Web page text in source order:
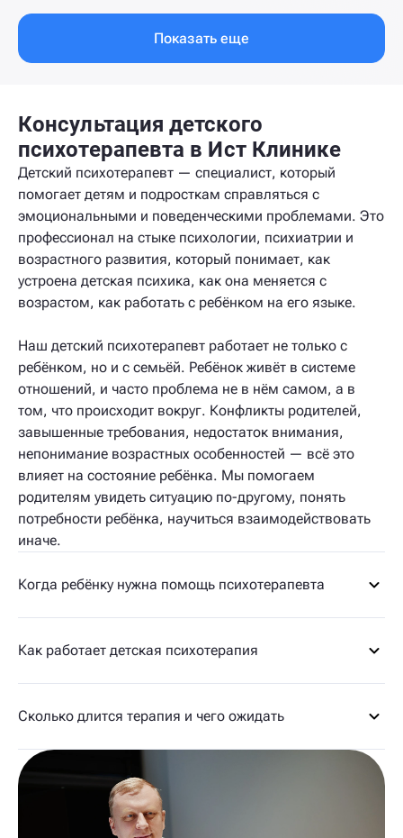
Показать еще
Консультация детского
психотерапевта в Ист Клинике
Детский психотерапевт — специалист, который
помогает детям и подросткам справляться с
эмоциональными и поведенческими проблемами. Это
профессионал на стыке психологии, психиатрии и
возрастного развития, который понимает, как
устроена детская психика, как она меняется с
возрастом, как работать с ребёнком на его языке.
Наш детский психотерапевт работает не только с
ребёнком, но и с семьёй. Ребёнок живёт в системе
отношений, и часто проблема не в нём самом, а в
том, что происходит вокруг. Конфликты родителей,
завышенные требования, недостаток внимания,
непонимание возрастных особенностей — всё это
влияет на состояние ребёнка. Мы помогаем
родителям увидеть ситуацию по-другому, понять
потребности ребёнка, научиться взаимодействовать
иначе.
Когда ребёнку нужна помощь психотерапевта
Как работает детская психотерапия
Сколько длится терапия и чего ожидать